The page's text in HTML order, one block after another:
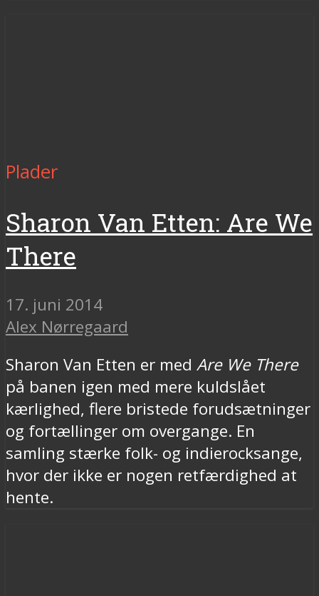
Plader
Sharon Van Etten: Are We
There
17. juni 2014
Alex Nørregaard
Sharon Van Etten er med Are We There
på banen igen med mere kuldslået
kærlighed, flere bristede forudsætninger
og fortællinger om overgange. En
samling stærke folk- og indierocksange,
hvor der ikke er nogen retfærdighed at
hente.